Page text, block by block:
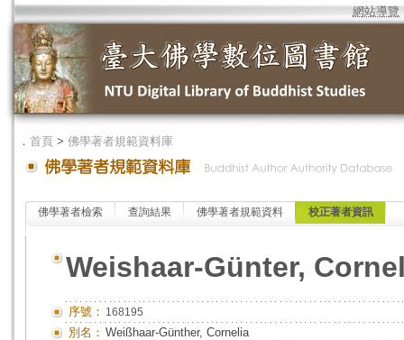
網站導覽
． 首頁 > 佛學著者規範資料庫
佛學著者檢索 查詢結果 佛學著者規範資料 校正著者資訊
Weishaar-Günter,
序號： 168195
別名： Weißhaar-Günther, Cornelia